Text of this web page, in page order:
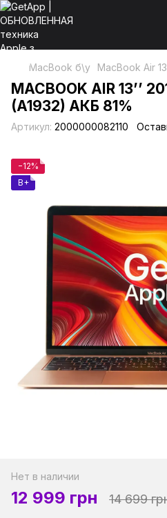
MacBook б\у MacBook Air
MACBOOK AIR 13’’
(A1932) АКБ 81%
Артикул: 2000000082110
−12%
B+
Нет в наличии
12 999 грн 14 699